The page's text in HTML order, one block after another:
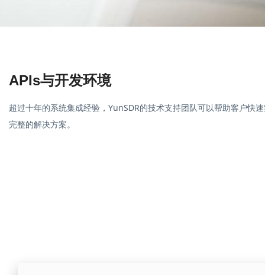
APIs与开发环境
超过十年的系统集成经验，YunSDR的技术支持团队可以帮助客户快
完整的解决方案。